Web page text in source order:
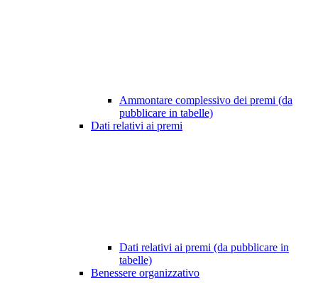
Ammontare complessivo dei premi (da
pubblicare in tabelle)
Dati relativi ai premi
Dati relativi ai premi (da pubblicare in
tabelle)
Benessere organizzativo